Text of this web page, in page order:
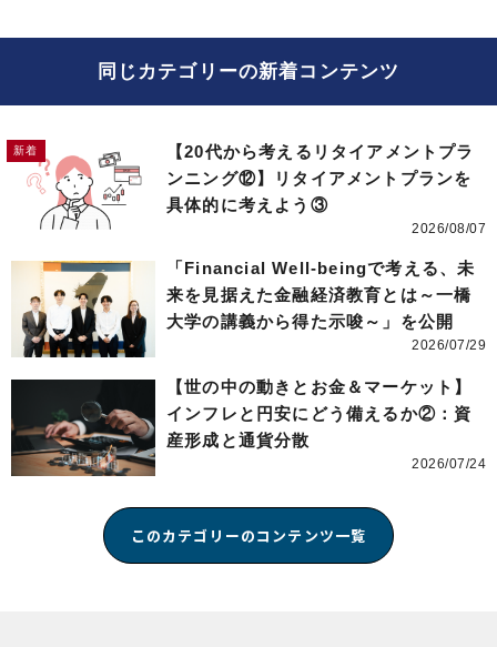
同じカテゴリーの新着コンテンツ
【20代から考えるリタイアメントプラ
ンニング⑫】リタイアメントプランを
具体的に考えよう③
2026/08/07
「Financial Well-beingで考える、未
来を見据えた金融経済教育とは～一橋
大学の講義から得た示唆～」を公開
2026/07/29
【世の中の動きとお金＆マーケット】
インフレと円安にどう備えるか②：資
産形成と通貨分散
2026/07/24
このカテゴリーのコンテンツ一覧